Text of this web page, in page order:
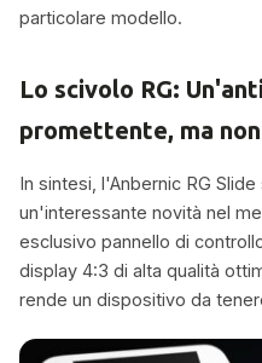
particolare modello.
Lo scivolo RG:
promettente, ma
In sintesi, l'Anbernic RG
un'interessante novità nel
esclusivo pannello di
display 4:3 di alta qualità
rende un dispositivo da